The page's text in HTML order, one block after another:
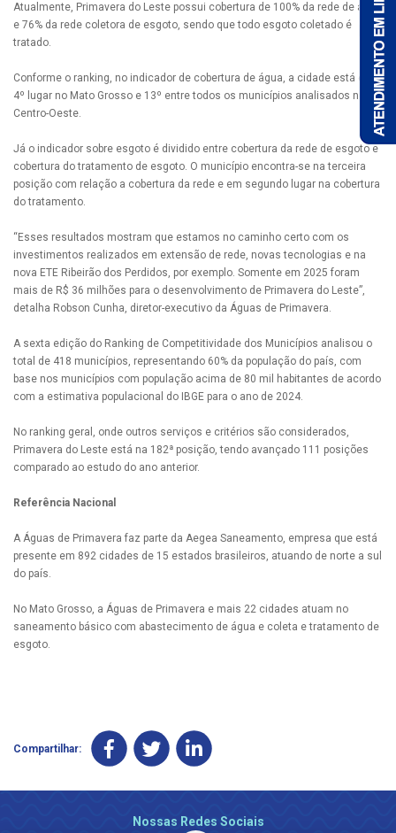
Atualmente, Primavera do Leste possui cobertura de 100% da rede de água
e 76% da rede coletora de esgoto, sendo que todo esgoto coletado é
tratado.
Conforme o ranking, no indicador de cobertura de água, a cidade está em
4º lugar no Mato Grosso e 13º entre todos os municípios analisados no
Centro-Oeste.
Já o indicador sobre esgoto é dividido entre cobertura da rede de esgoto e
cobertura do tratamento de esgoto. O município encontra-se na terceira
posição com relação a cobertura da rede e em segundo lugar na cobertura
do tratamento.
“Esses resultados mostram que estamos no caminho certo com os
investimentos realizados em extensão de rede, novas tecnologias e na
nova ETE Ribeirão dos Perdidos, por exemplo. Somente em 2025 foram
mais de R$ 36 milhões para o desenvolvimento de Primavera do Leste”,
detalha Robson Cunha, diretor-executivo da Águas de Primavera.
A sexta edição do Ranking de Competitividade dos Municípios analisou o
total de 418 municípios, representando 60% da população do país, com
base nos municípios com população acima de 80 mil habitantes de acordo
com a estimativa populacional do IBGE para o ano de 2024.
No ranking geral, onde outros serviços e critérios são considerados,
Primavera do Leste está na 182ª posição, tendo avançado 111 posições
comparado ao estudo do ano anterior.
Referência Nacional
A Águas de Primavera faz parte da Aegea Saneamento, empresa que está
presente em 892 cidades de 15 estados brasileiros, atuando de norte a sul
do país.
No Mato Grosso, a Águas de Primavera e mais 22 cidades atuam no
saneamento básico com abastecimento de água e coleta e tratamento de
esgoto.
Compartilhar:
Nossas Redes Sociais